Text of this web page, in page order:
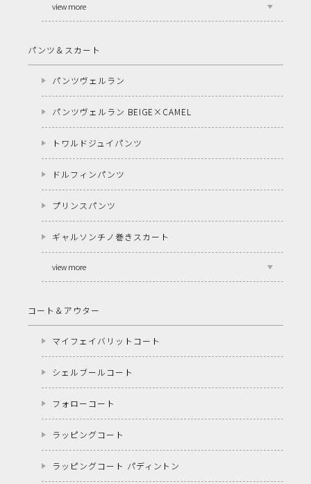
view more
パンツ＆スカート
パンツヴェルラン
パンツヴェルラン BEIGE×CAMEL
トワルドジュイパンツ
ドルフィンパンツ
プリンスパンツ
ギャルソンチノ巻きスカート
view more
コート＆アウター
マイフェイバリットコート
シェルブールコート
フォローコート
ラッピングコート
ラッピングコート パディントン